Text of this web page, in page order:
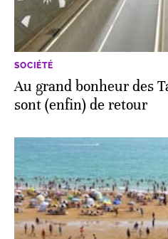
SOCIÉTÉ
Au grand bonheur des
sont (enfin) de retour